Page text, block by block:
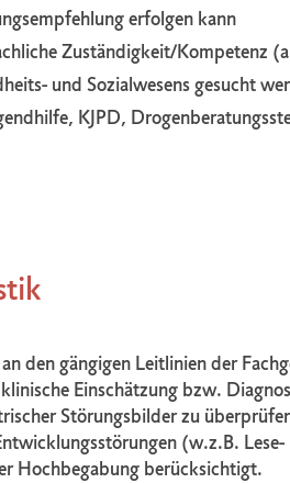
erfolgen kann
Zuständigkeit/Kompetenz
und Sozialwesens gesucht
KJPD,
den gängigen Leitlinien der
Einschätzung bzw.
Störungsbilder zu
(w.z.B.
Hochbegabung berücksichtigt.